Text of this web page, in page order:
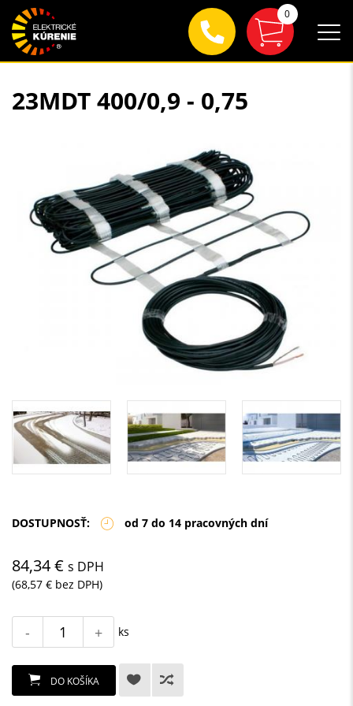
23MDT 400/0,9 - 0,75
DOSTUPNOSŤ: od 7 do 14 pracovných dní
84,34 € s DPH
(68,57 € bez DPH)
- + ks
DO KOŠÍKA
0